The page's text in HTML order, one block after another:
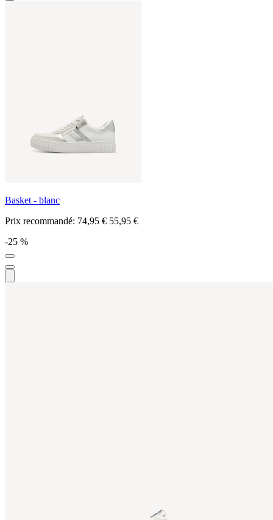
Basket - blanc
Prix recommandé: 74,95 € 55,95 €
-25 %